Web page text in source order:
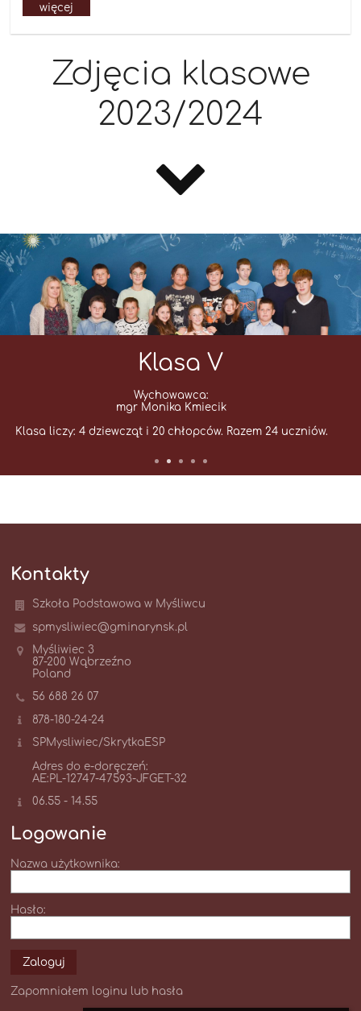
więcej
Zdjęcia klasowe
2023/2024
Klasa V
Wychowawca:
mgr Monika Kmiecik
Klasa liczy: 4 dziewcząt i 20 chłopców. Razem 24 uczniów.
Kontakty
Szkoła Podstawowa w Myśliwcu
spmysliwiec@gminarynsk.pl
Myśliwiec 3
87-200 Wąbrzeźno
Poland
56 688 26 07
878-180-24-24
SPMysliwiec/SkrytkaESP
Adres do e-doręczeń:
AE:PL-12747-47593-JFGET-32
06.55 - 14.55
Logowanie
Nazwa użytkownika:
Hasło:
Zapomniałem loginu lub hasła